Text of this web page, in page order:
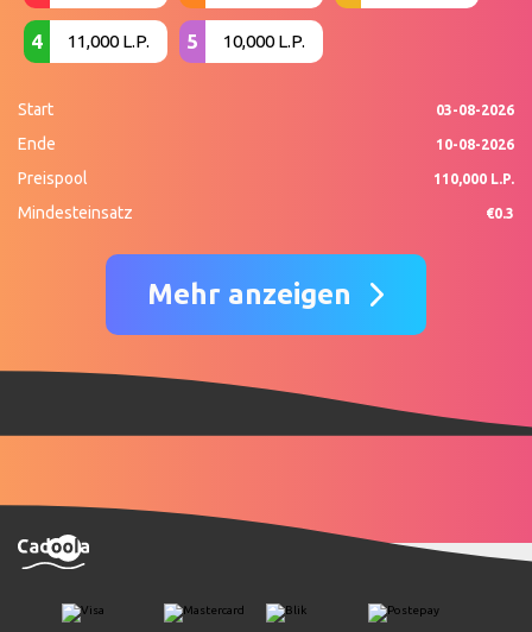
4 11,000 L.P. 5 10,000 L.P.
Start 03-08-2026
Ende 10-08-2026
Preispool 110,000 L.P.
Mindesteinsatz €0.3
Mehr anzeigen